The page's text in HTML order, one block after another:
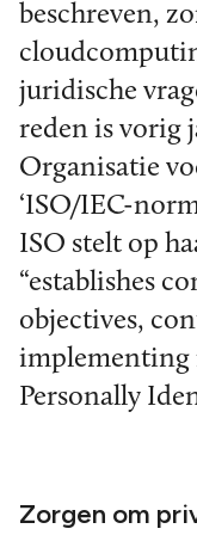
beschreven,
juridische
reden is vorig
Organisatie
‘ISO/IEC-
ISO stelt op
“establishes
objectives,
implementing
Personally
Zorgen om